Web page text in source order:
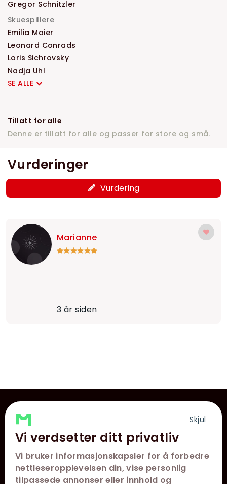
Skjul
Vi verdsetter ditt privatliv
Vi bruker informasjonskapsler for å forbedre
nettleseropplevelsen din, vise personlig
tilpassede annonser eller innhold og
Gregor Schnitzler
Skuespillere
Emilia Maier
Leonard Conrads
Loris Sichrovsky
Nadja Uhl
SE ALLE
Tillatt for alle
Denne er tillatt for alle og passer for store og små.
Vurderinger
Vurdering
Marianne
3 år siden
VÅRE KINOER
KONTAKT
KUNDESERVICE